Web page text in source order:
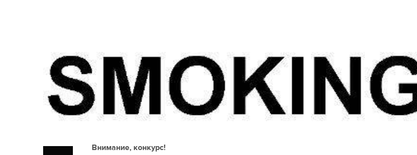
Внимание, конкурс!